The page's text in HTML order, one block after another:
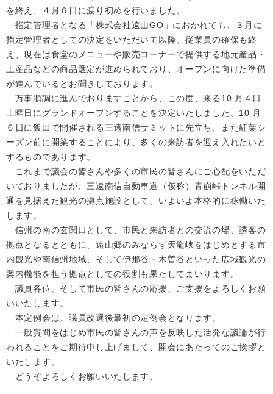
を終え、４月６日に渡り初めを行いました。
指定管理者となる「株式会社遠山GO」におかれても、３月に
指定管理者としての決定をいただいて以降、従業員の確保も終
え、現在は食堂のメニューや販売コーナーで提供する地元産品・
土産品などの商品選定が進められており、オープンに向けた準備
が進んでいるとお聞きしております。
万事順調に進んでおりますことから、この度、来る10 月４日
土曜日にグランドオープンすることを決定いたしました。10 月
６日に飯田で開催される三遠南信サミットに先立ち、また紅葉シ
ーズン前に開業することにより、多くの来訪者を迎え入れたいと
するものであります。
これまで議会の皆さんや多くの市⺠の皆さんにご心配をいただ
いておりましたが、三遠南信自動⾞道（仮称）⻘崩峠トンネル開
通を見据えた観光の拠点施設として、いよいよ本格的に稼働いた
します。
信州の南の⽞関⼝として、市⺠と来訪者との交流の場、誘客の
拠点となるとともに、遠山郷のみならず天龍峡をはじめとする市
内観光や南信州地域、そして伊那谷・木曽谷といった広域観光の
案内機能を担う拠点としての役割も果たしてまいります。
議員各位、そして市⺠の皆さんの応援、ご支援をよろしくお願
いいたします。
本定例会は、議員改選後最初の定例会となります。
一般質問をはじめ市⺠の皆さんの声を反映した活発な議論が行
われることをご期待申し上げまして、開会にあたってのご挨拶と
いたします。
どうぞよろしくお願いいたします。